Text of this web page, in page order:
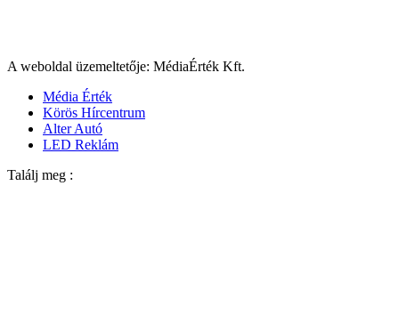
A weboldal üzemeltetője: MédiaÉrték Kft.
Média Érték
Körös Hírcentrum
Alter Autó
LED Reklám
Találj meg :